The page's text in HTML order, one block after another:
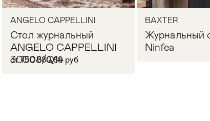
ANGELO CAPPELLINI
Стол журнальный
ANGELO CAPPELLINI
30008/Q14
от 750 680,89 руб
BAXTER
Журнальный
Ninfea